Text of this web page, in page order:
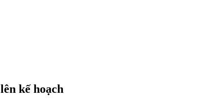
kế hoạch